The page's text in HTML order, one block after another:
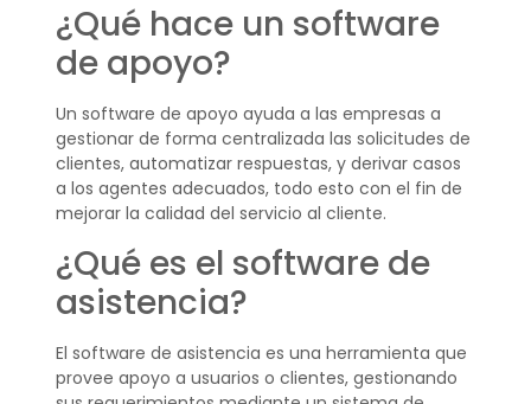
¿Qué hace un software
de apoyo?
Un software de apoyo ayuda a las empresas a
gestionar de forma centralizada las solicitudes de
clientes, automatizar respuestas, y derivar casos
a los agentes adecuados, todo esto con el fin de
mejorar la calidad del servicio al cliente.
¿Qué es el software de
asistencia?
El software de asistencia es una herramienta que
provee apoyo a usuarios o clientes, gestionando